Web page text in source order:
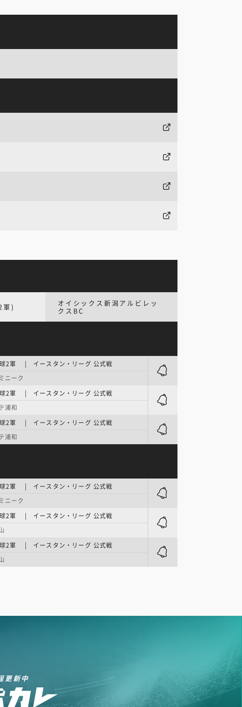
軍)
オイシックス新潟アルビレッ
クスBC
2軍 | イースタン・リーグ 公式戦
ニーク
2軍 | イースタン・リーグ 公式戦
浦和
2軍 | イースタン・リーグ 公式戦
浦和
2軍 | イースタン・リーグ 公式戦
ニーク
2軍 | イースタン・リーグ 公式戦
2軍 | イースタン・リーグ 公式戦
更新中